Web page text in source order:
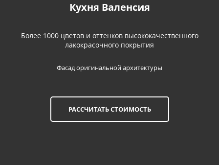
Кухня Валенсия
Более 1000 цветов и оттенков высококачественного
лакокрасочного покрытия
Фасад оригинальной архитектуры
РАССЧИТАТЬ СТОИМОСТЬ